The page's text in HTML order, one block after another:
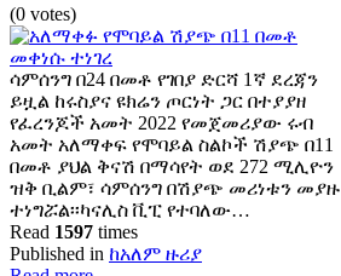
(0 votes)
ሳምሰንግ በ24 በመቶ የገበያ ድርሻ 1ኛ ደረጃን
ይዟል ከሩስያና ዩክሬን ጦርነት ጋር በተያያዘ
የፈረንጆች አመት 2022 የመጀመሪያው ሩብ
አመት አለማቀፍ የሞባይል ስልኮች ሽያጭ በ11
በመቶ ያህል ቅናሽ በማሳየት ወደ 272 ሚሊዮን
ዝቅ ቢልም፣ ሳምሰንግ በሽያጭ መሪነቱን መያዙ
ተነግሯል፡፡ካናሊስ ቪፒ የተባለው…
Read 1597 times
Published in ከአለም ዙሪያ